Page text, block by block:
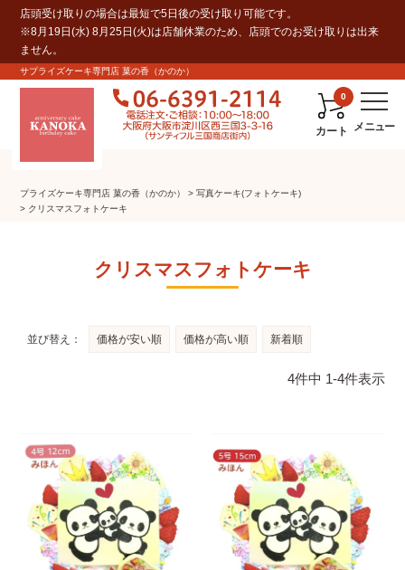
店頭受け取りの場合は最短で5日後の受け取り可能です。
※8月19日(水) 8月25日(火)は店舗休業のため、店頭でのお受け取りは出来
ません。
サプライズケーキ専門店 菓の香（かのか）
0
カート
プライズケーキ専⾨店 菓の⾹（かのか）
写真ケーキ(フォトケーキ)
クリスマスフォトケーキ
クリスマスフォトケーキ
並び替え 価格が安い順 価格が高い順 新着順
4件中 1-4件表示